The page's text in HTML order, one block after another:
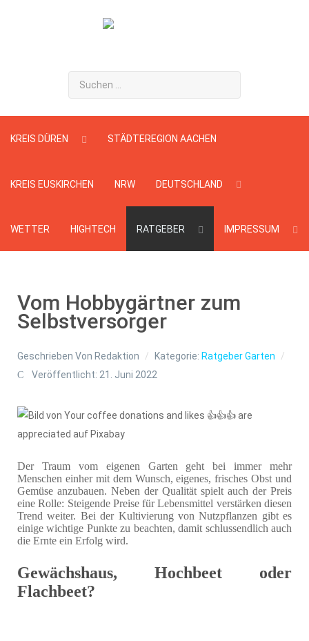
Suchen
...
KREIS DÜREN STÄDTEREGION AACHEN
KREIS EUSKIRCHEN NRW DEUTSCHLAND
WETTER HIGHTECH RATGEBER IMPRESSUM
Vom Hobbygärtner zum
Selbstversorger
Geschrieben Von Redaktion Kategorie: Ratgeber Garten
Veröffentlicht: 21. Juni 2022
Der Traum vom eigenen Garten geht bei immer mehr
Menschen einher mit dem Wunsch, eigenes, frisches Obst und
Gemüse anzubauen. Neben der Qualität spielt auch der Preis
eine Rolle: Steigende Preise für Lebensmittel verstärken diesen
Trend weiter. Bei der Kultivierung von Nutzpflanzen gibt es
einige wichtige Punkte zu beachten, damit schlussendlich auch
die Ernte ein Erfolg wird.
Gewächshaus, Hochbeet oder
Flachbeet?